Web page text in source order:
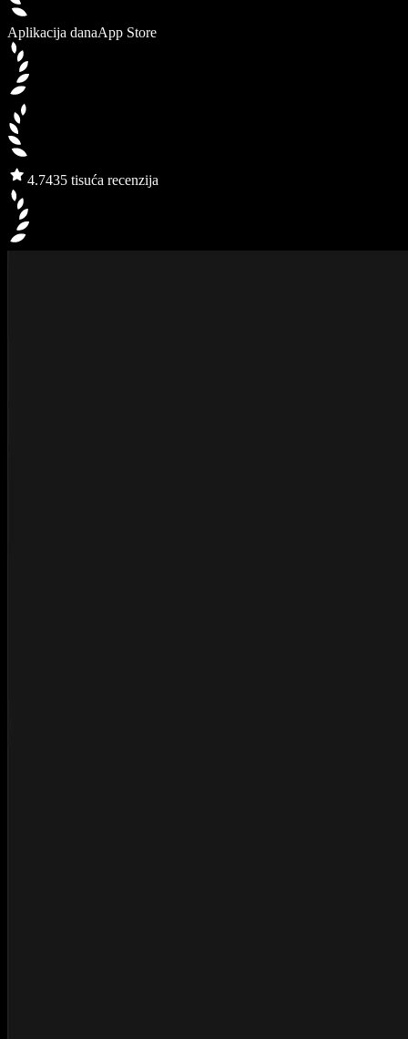
Aplikacija danaApp Store
4.7435 tisuća recenzija